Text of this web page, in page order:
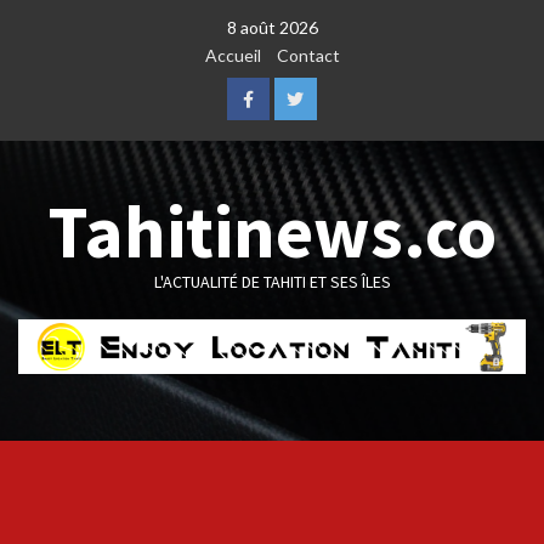
8 août 2026
Accueil
Contact
FacebookTwitter
Tahitinews.co
L'ACTUALITÉ DE TAHITI ET SES ÎLES